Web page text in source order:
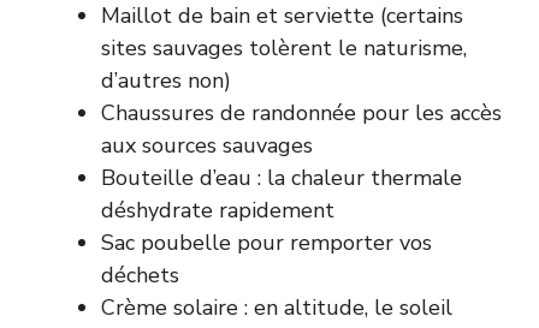
Maillot de bain et serviette (certains
sites sauvages tolèrent le naturisme,
d’autres non)
Chaussures de randonnée pour les accès
aux sources sauvages
Bouteille d’eau : la chaleur thermale
déshydrate rapidement
Sac poubelle pour remporter vos
déchets
Crème solaire : en altitude, le soleil